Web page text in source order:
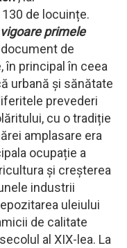
de locuințe.
primele
de
în principal în ceea
urbană și sănătate
prevederi
cu o tradiție
amplasare era
ocupație a
și creșterea
industrii
uleiului
de calitate
al XIX-lea. La